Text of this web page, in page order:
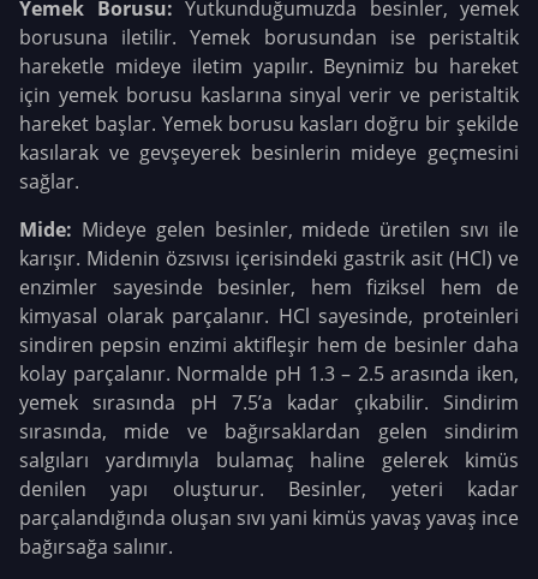
Yemek Borusu: Yutkunduğumuzda besinler, yemek
borusuna iletilir. Yemek borusundan ise peristaltik
hareketle mideye iletim yapılır. Beynimiz bu hareket
için yemek borusu kaslarına sinyal verir ve peristaltik
hareket başlar. Yemek borusu kasları doğru bir şekilde
kasılarak ve gevşeyerek besinlerin mideye geçmesini
sağlar.
Mide: Mideye gelen besinler, midede üretilen sıvı ile
karışır. Midenin özsıvısı içerisindeki gastrik asit (HCl) ve
enzimler sayesinde besinler, hem fiziksel hem de
kimyasal olarak parçalanır. HCl sayesinde, proteinleri
sindiren pepsin enzimi aktifleşir hem de besinler daha
kolay parçalanır. Normalde pH 1.3 – 2.5 arasında iken,
yemek sırasında pH 7.5’a kadar çıkabilir. Sindirim
sırasında, mide ve bağırsaklardan gelen sindirim
salgıları yardımıyla bulamaç haline gelerek kimüs
denilen yapı oluşturur. Besinler, yeteri kadar
parçalandığında oluşan sıvı yani kimüs yavaş yavaş ince
bağırsağa salınır.